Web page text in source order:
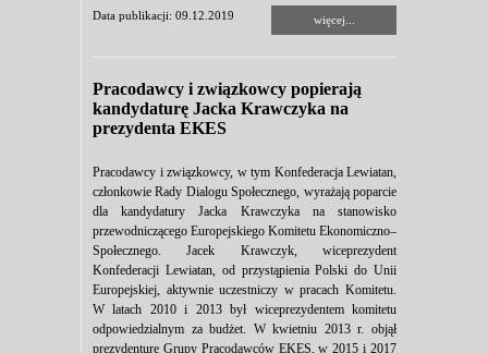
Data publikacji: 09.12.2019 więcej...
Pracodawcy i związkowcy popierają
kandydaturę Jacka Krawczyka na
prezydenta EKES
Pracodawcy i związkowcy, w tym Konfederacja Lewiatan,
członkowie Rady Dialogu Społecznego, wyrażają poparcie
dla kandydatury Jacka Krawczyka na stanowisko
przewodniczącego Europejskiego Komitetu Ekonomiczno–
Społecznego. Jacek Krawczyk, wiceprezydent
Konfederacji Lewiatan, od przystąpienia Polski do Unii
Europejskiej, aktywnie uczestniczy w pracach Komitetu.
W latach 2010 i 2013 był wiceprezydentem komitetu
odpowiedzialnym za budżet. W kwietniu 2013 r. objął
prezydenturę Grupy Pracodawców EKES, w 2015 i 2017